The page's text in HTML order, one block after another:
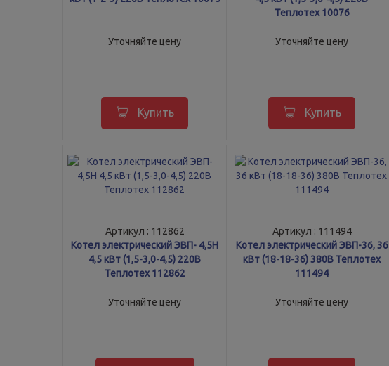
Уточняйте цену
Купить
Теплотех 10076
Уточняйте цену
Купить
Артикул : 112862
Котел электрический ЭВП- 4,5Н
4,5 кВт (1,5-3,0-4,5) 220В
Теплотех 112862
Уточняйте цену
Артикул : 111494
Котел электрический ЭВП-36, 36
кВт (18-18-36) 380В Теплотех
111494
Уточняйте цену